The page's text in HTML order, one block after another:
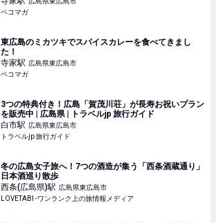
ペコマガ
東広島のミカツキでスパイスカレーを食べてきまし
た！
寺家駅 広島県東広島市
ペコマガ
3つの特典付き！広島「賀茂川荘」が長寿お祝いプラン
を販売中 | 広島県 | トラベルjp 旅行ガイド
白市駅 広島県東広島市
トラベルjp 旅行ガイド
冬の広島女子旅へ！7つの酒造が集う「西条酒蔵通り」
日本酒巡り散歩
西条(広島県)駅 広島県東広島市
LOVETABI -ワンランク上の旅情報メディア